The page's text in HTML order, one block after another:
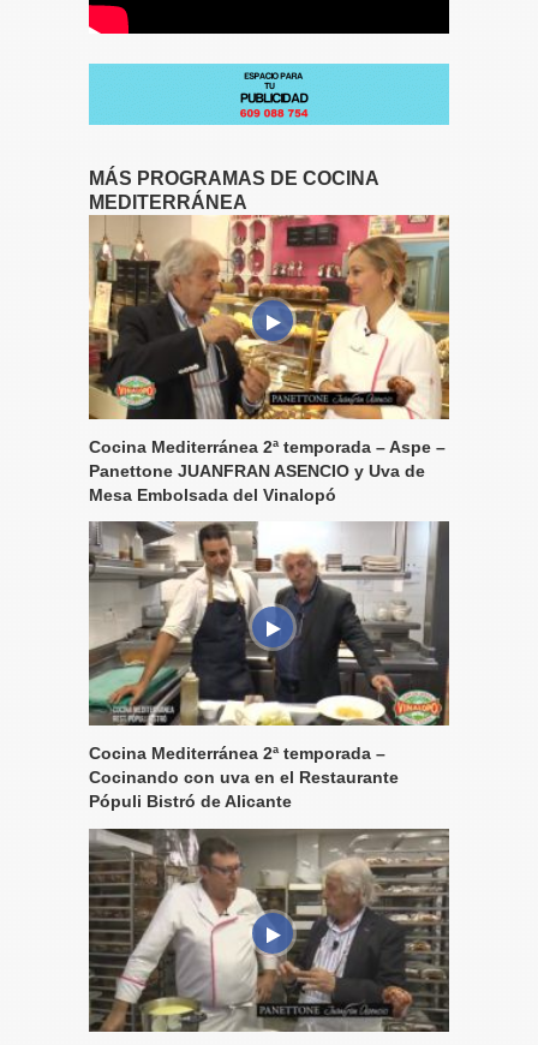
MÁS PROGRAMAS DE COCINA
MEDITERRÁNEA
Cocina Mediterránea 2ª temporada – Aspe –
Panettone JUANFRAN ASENCIO y Uva de
Mesa Embolsada del Vinalopó
Cocina Mediterránea 2ª temporada –
Cocinando con uva en el Restaurante
Pópuli Bistró de Alicante